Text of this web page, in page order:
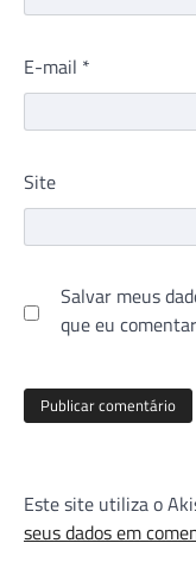
E-mail *
Site
Salvar meus
que eu
Este site utiliza o
seus dados em